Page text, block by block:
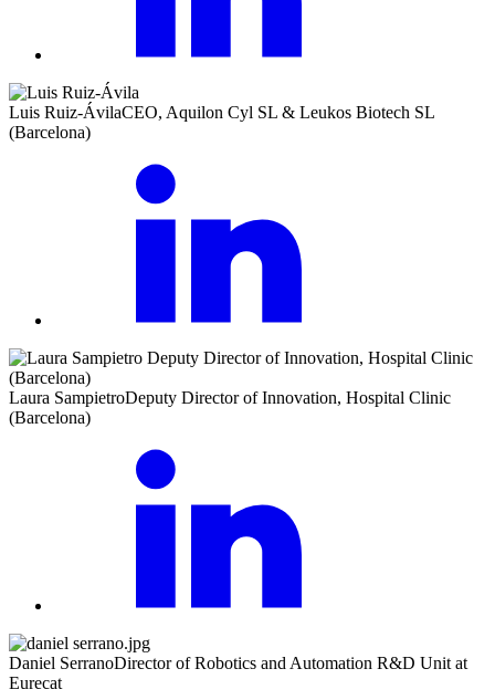
Luis Ruiz-ÁvilaCEO, Aquilon Cyl SL & Leukos Biotech SL
(Barcelona)
Laura SampietroDeputy Director of Innovation, Hospital Clinic
(Barcelona)
Daniel SerranoDirector of Robotics and Automation R&D Unit at
Eurecat